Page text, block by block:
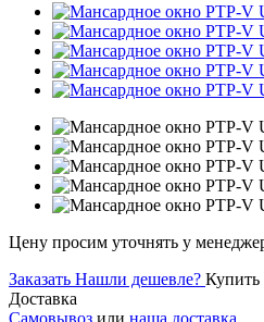
Цену просим уточнять у
Заказать Нашли дешевле? Купить
Доставка
Самовывоз или наша доставка